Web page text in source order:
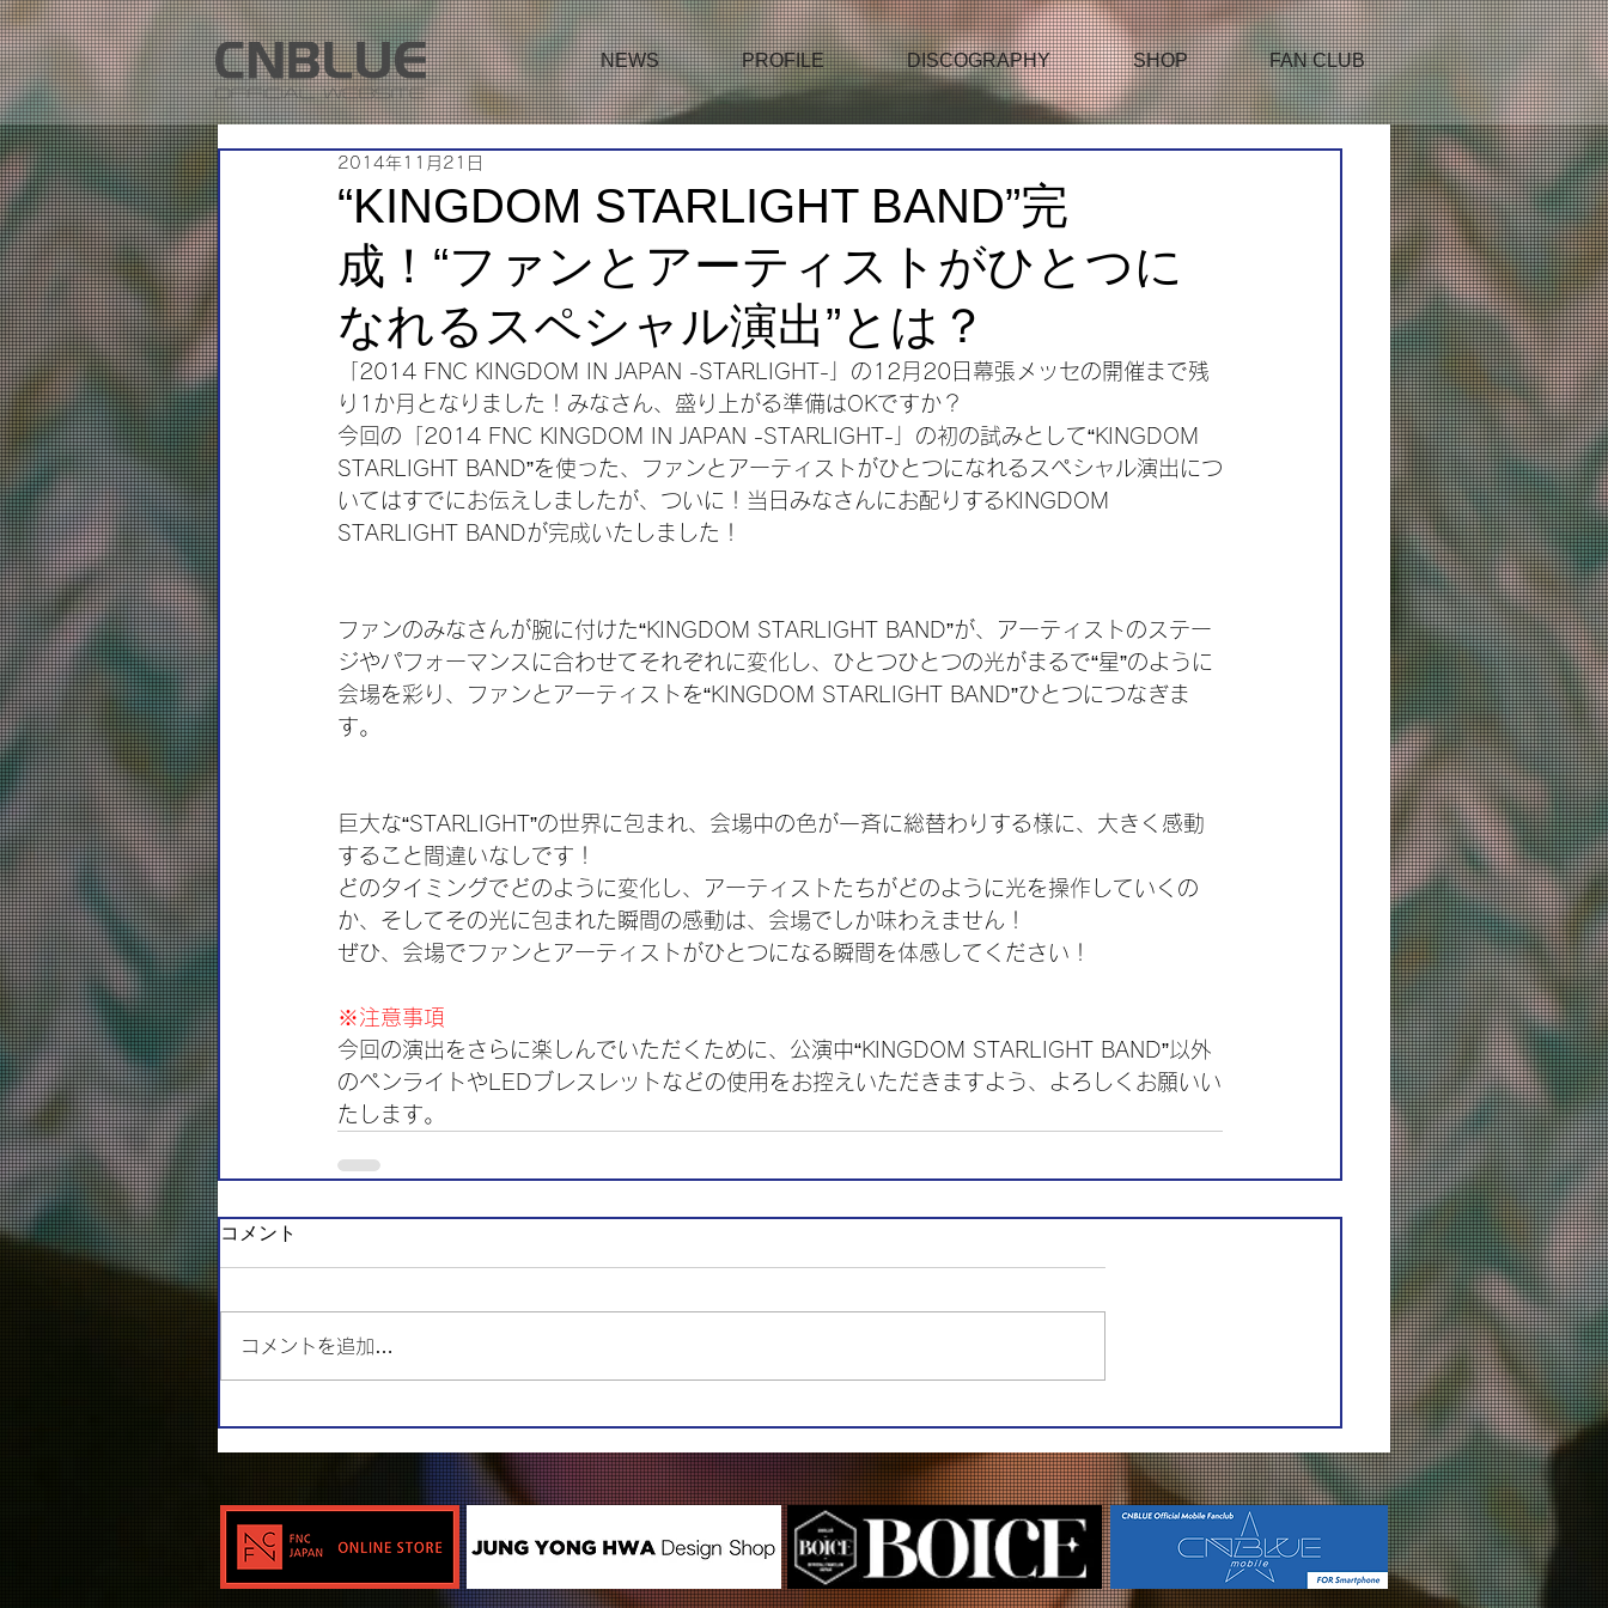
NEWS PROFILE DISCOGRAPHY SHOP FAN CLUB
“KINGDOM STARLIGHT BAND”完
成！“ファンとアーティストがひとつに
なれるスペシャル演出”とは？
2014年11月21日
「2014 FNC KINGDOM IN JAPAN -STARLIGHT-」の12月20日幕張メッセの開催まで残
り1か月となりました！みなさん、盛り上がる準備はOKですか？
今回の「2014 FNC KINGDOM IN JAPAN -STARLIGHT-」の初の試みとして“KINGDOM
STARLIGHT BAND”を使った、ファンとアーティストがひとつになれるスペシャル演出につ
いてはすでにお伝えしましたが、ついに！当日みなさんにお配りするKINGDOM
STARLIGHT BANDが完成いたしました！
ファンのみなさんが腕に付けた“KINGDOM STARLIGHT BAND”が、アーティストのステー
ジやパフォーマンスに合わせてそれぞれに変化し、ひとつひとつの光がまるで“星”のように
会場を彩り、ファンとアーティストを“KINGDOM STARLIGHT BAND”ひとつにつなぎま
す。
巨大な“STARLIGHT”の世界に包まれ、会場中の色が一斉に総替わりする様に、大きく感動
すること間違いなしです！
どのタイミングでどのように変化し、アーティストたちがどのように光を操作していくの
か、そしてその光に包まれた瞬間の感動は、会場でしか味わえません！
ぜひ、会場でファンとアーティストがひとつになる瞬間を体感してください！
※注意事項
今回の演出をさらに楽しんでいただくために、公演中“KINGDOM STARLIGHT BAND”以外
のペンライトやLEDブレスレットなどの使用をお控えいただきますよう、よろしくお願いい
たします。
コメント
コメントを追加…